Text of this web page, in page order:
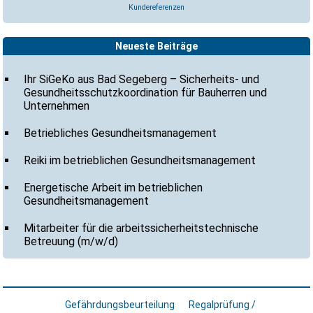
Kundereferenzen
Neueste Beiträge
Ihr SiGeKo aus Bad Segeberg – Sicherheits- und
Gesundheitsschutzkoordination für Bauherren und
Unternehmen
Betriebliches Gesundheitsmanagement
Reiki im betrieblichen Gesundheitsmanagement
Energetische Arbeit im betrieblichen
Gesundheitsmanagement
Mitarbeiter für die arbeitssicherheitstechnische
Betreuung (m/w/d)
Gefährdungsbeurteilung Regalprüfung /